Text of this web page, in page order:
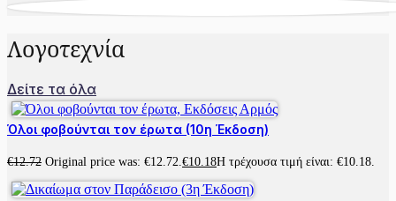
Λογοτεχνία
Δείτε τα όλα
Όλοι φοβούνται τον έρωτα (10η Έκδοση)
€12.72 Original price was: €12.72.€10.18Η τρέχουσα τιμή είναι: €10.18.